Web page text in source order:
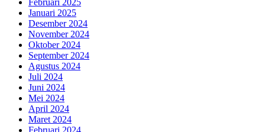
Februari 2025
Januari 2025
Desember 2024
November 2024
Oktober 2024
September 2024
Agustus 2024
Juli 2024
Juni 2024
Mei 2024
April 2024
Maret 2024
Februari 2024